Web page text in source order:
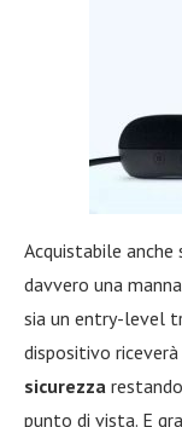
Acquistabile
davvero una
sia un entry-level
dispositivo riceverà
sicurezza
punto di vista. E